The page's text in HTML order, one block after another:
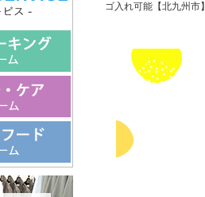
ゴ入れ可能【北九州市】